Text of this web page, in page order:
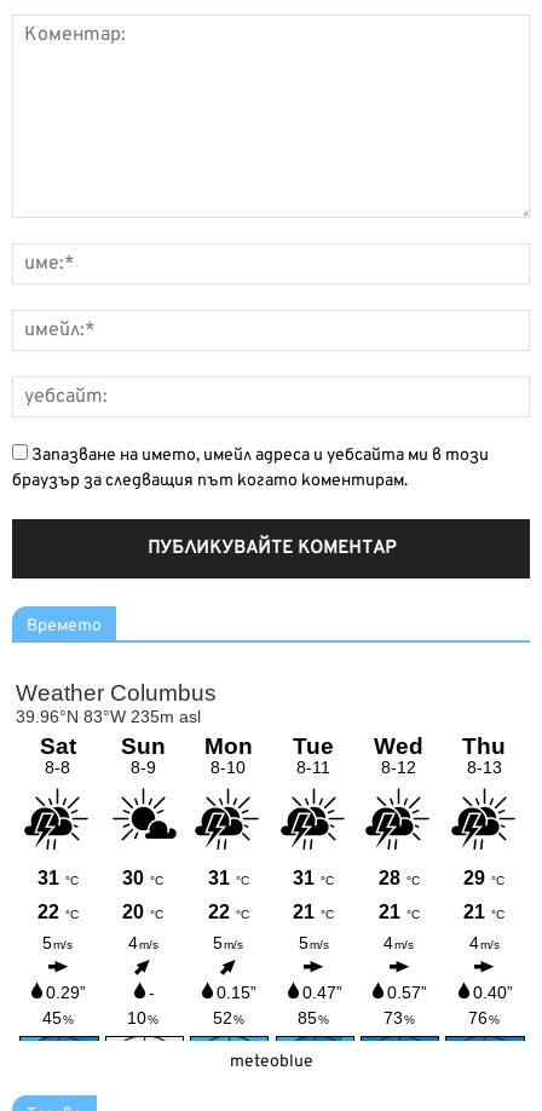
Запазване на името, имейл адреса и уебсайта ми в този
браузър за следващия път когато коментирам.
Времето
meteoblue